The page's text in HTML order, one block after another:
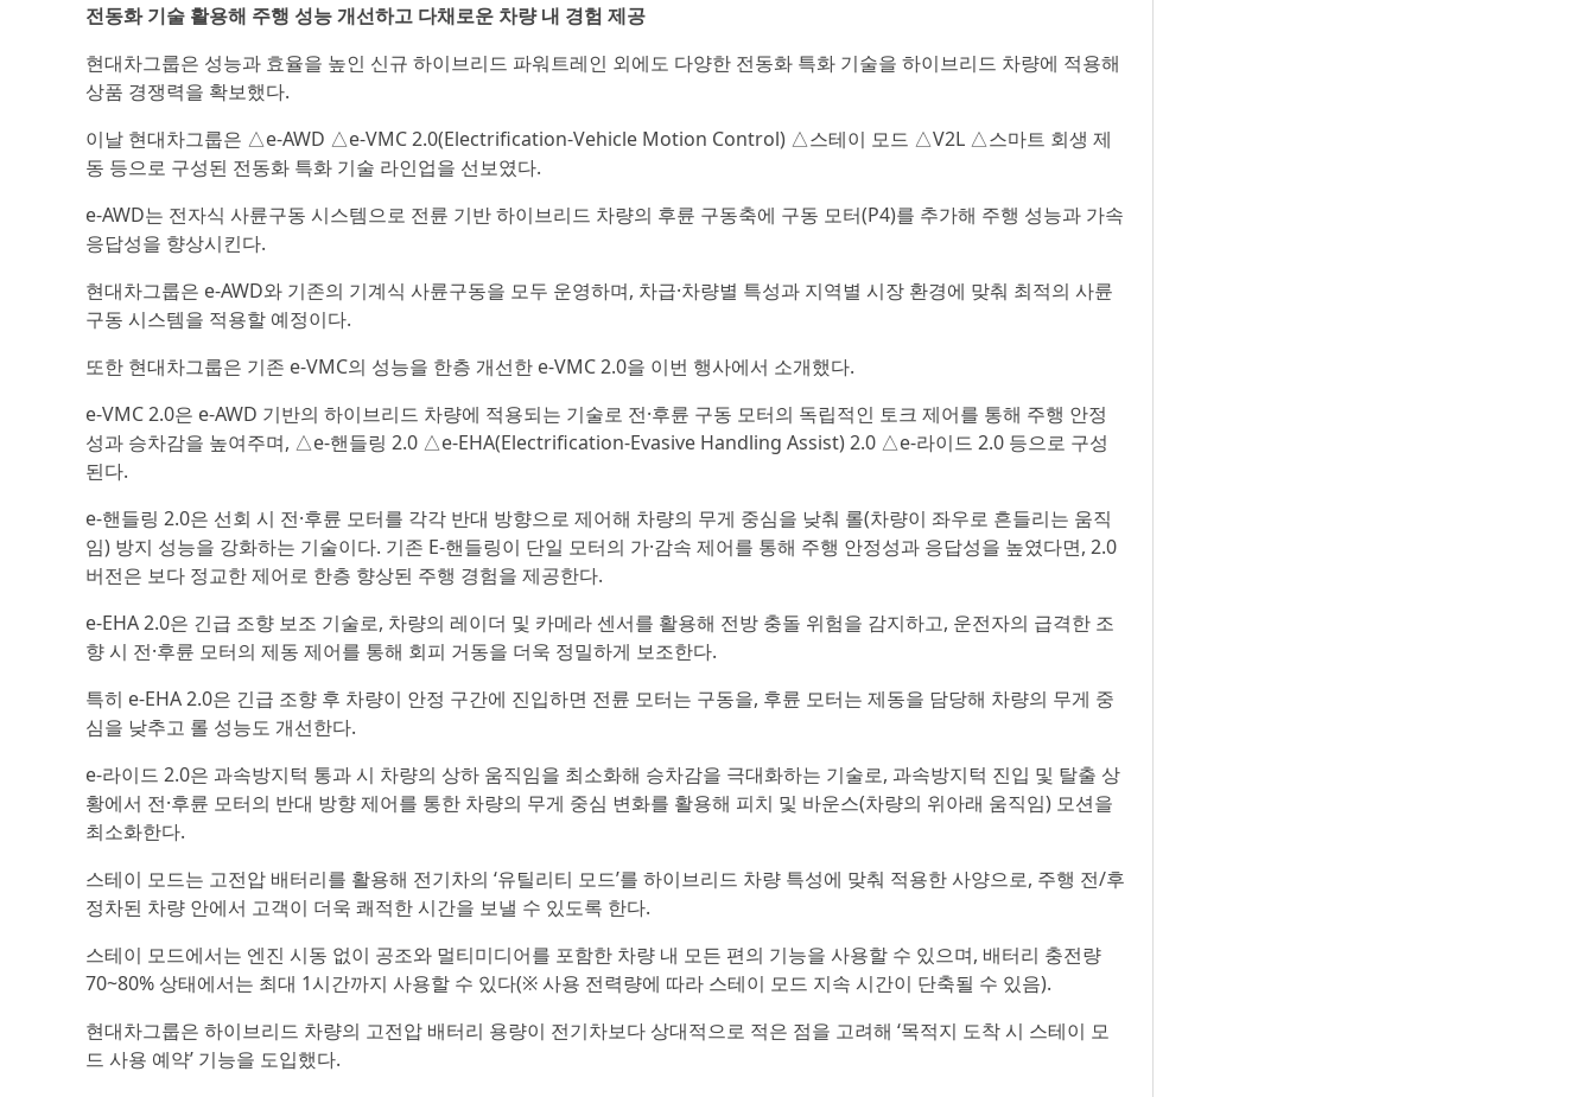
전동화 기술 활용해 주행 성능 개선하고 다채로운 차량 내 경험 제공
현대차그룹은 성능과 효율을 높인 신규 하이브리드 파워트레인 외에도 다양한 전동화 특화 기술을 하이브리드 차량에 적용해
상품 경쟁력을 확보했다.
이날 현대차그룹은 △e-AWD △e-VMC 2.0(Electrification-Vehicle Motion Control) △스테이 모드 △V2L △스마트 회생 제
동 등으로 구성된 전동화 특화 기술 라인업을 선보였다.
e-AWD는 전자식 사륜구동 시스템으로 전륜 기반 하이브리드 차량의 후륜 구동축에 구동 모터(P4)를 추가해 주행 성능과 가속
응답성을 향상시킨다.
현대차그룹은 e-AWD와 기존의 기계식 사륜구동을 모두 운영하며, 차급·차량별 특성과 지역별 시장 환경에 맞춰 최적의 사륜
구동 시스템을 적용할 예정이다.
또한 현대차그룹은 기존 e-VMC의 성능을 한층 개선한 e-VMC 2.0을 이번 행사에서 소개했다.
e-VMC 2.0은 e-AWD 기반의 하이브리드 차량에 적용되는 기술로 전·후륜 구동 모터의 독립적인 토크 제어를 통해 주행 안정
성과 승차감을 높여주며, △e-핸들링 2.0 △e-EHA(Electrification-Evasive Handling Assist) 2.0 △e-라이드 2.0 등으로 구성
된다.
e-핸들링 2.0은 선회 시 전·후륜 모터를 각각 반대 방향으로 제어해 차량의 무게 중심을 낮춰 롤(차량이 좌우로 흔들리는 움직
임) 방지 성능을 강화하는 기술이다. 기존 E-핸들링이 단일 모터의 가·감속 제어를 통해 주행 안정성과 응답성을 높였다면, 2.0
버전은 보다 정교한 제어로 한층 향상된 주행 경험을 제공한다.
e-EHA 2.0은 긴급 조향 보조 기술로, 차량의 레이더 및 카메라 센서를 활용해 전방 충돌 위험을 감지하고, 운전자의 급격한 조
향 시 전·후륜 모터의 제동 제어를 통해 회피 거동을 더욱 정밀하게 보조한다.
특히 e-EHA 2.0은 긴급 조향 후 차량이 안정 구간에 진입하면 전륜 모터는 구동을, 후륜 모터는 제동을 담당해 차량의 무게 중
심을 낮추고 롤 성능도 개선한다.
e-라이드 2.0은 과속방지턱 통과 시 차량의 상하 움직임을 최소화해 승차감을 극대화하는 기술로, 과속방지턱 진입 및 탈출 상
황에서 전·후륜 모터의 반대 방향 제어를 통한 차량의 무게 중심 변화를 활용해 피치 및 바운스(차량의 위아래 움직임) 모션을
최소화한다.
스테이 모드는 고전압 배터리를 활용해 전기차의 ‘유틸리티 모드’를 하이브리드 차량 특성에 맞춰 적용한 사양으로, 주행 전/후
정차된 차량 안에서 고객이 더욱 쾌적한 시간을 보낼 수 있도록 한다.
스테이 모드에서는 엔진 시동 없이 공조와 멀티미디어를 포함한 차량 내 모든 편의 기능을 사용할 수 있으며, 배터리 충전량
70~80% 상태에서는 최대 1시간까지 사용할 수 있다(※ 사용 전력량에 따라 스테이 모드 지속 시간이 단축될 수 있음).
현대차그룹은 하이브리드 차량의 고전압 배터리 용량이 전기차보다 상대적으로 적은 점을 고려해 ‘목적지 도착 시 스테이 모
드 사용 예약’ 기능을 도입했다.